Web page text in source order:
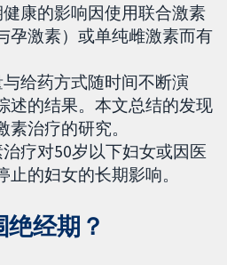
康的影响因使用联合激素
孕激素）或单纯雌激素而有
给药方式随时间不断演
述的结果。本文总结的发现
治疗的研究。
疗对50岁以下妇女或因医
的妇女的长期影响。
经期？